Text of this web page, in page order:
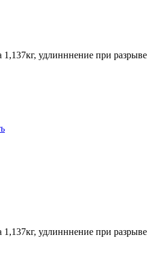
1,137кг, удлинннение при разрыве
1,137кг, удлинннение при разрыве